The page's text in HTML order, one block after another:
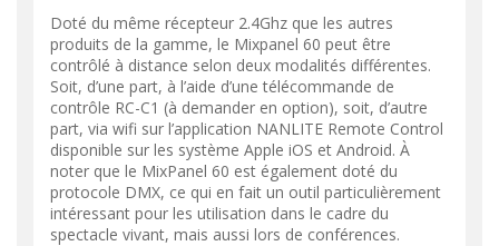
Doté du même récepteur 2.4Ghz que les autres
produits de la gamme, le Mixpanel 60 peut être
contrôlé à distance selon deux modalités différentes.
Soit, d’une part, à l’aide d’une télécommande de
contrôle RC-C1 (à demander en option), soit, d’autre
part, via wifi sur l’application NANLITE Remote Control
disponible sur les système Apple iOS et Android. À
noter que le MixPanel 60 est également doté du
protocole DMX, ce qui en fait un outil particulièrement
intéressant pour les utilisation dans le cadre du
spectacle vivant, mais aussi lors de conférences.